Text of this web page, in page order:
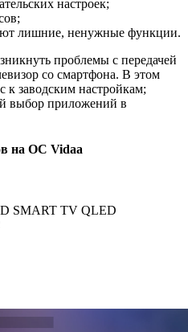
настроек;
лишние, ненужные функции.
проблемы с передачей
со смартфона. В этом
к заводским настройкам;
выбор приложений в
на ОС Vidaa
SMART TV QLED